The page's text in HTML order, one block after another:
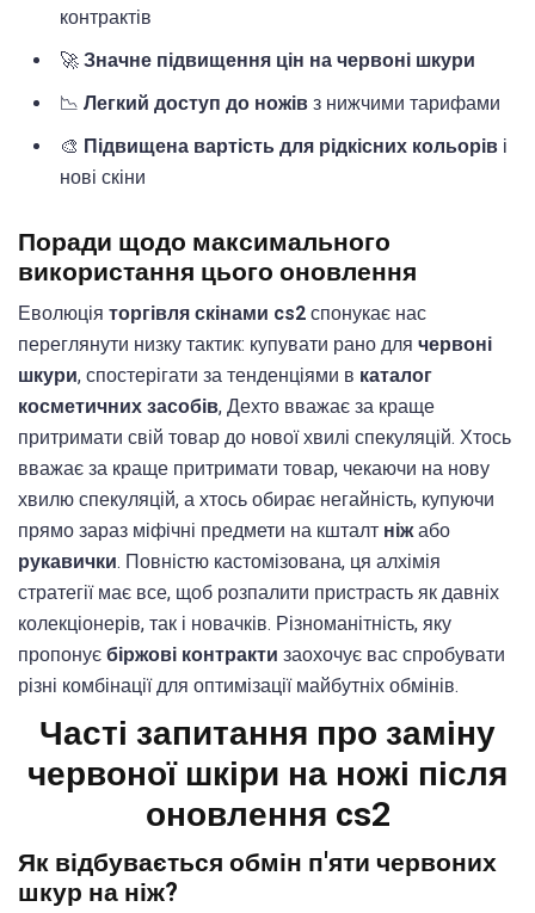
контрактів
🚀 Значне підвищення цін на червоні шкури
📉 Легкий доступ до ножів з нижчими тарифами
🎨 Підвищена вартість для рідкісних кольорів і
нові скіни
Поради щодо максимального
використання цього оновлення
Еволюція торгівля скінами cs2 спонукає нас
переглянути низку тактик: купувати рано для червоні
шкури, спостерігати за тенденціями в каталог
косметичних засобів, Дехто вважає за краще
притримати свій товар до нової хвилі спекуляцій. Хтось
вважає за краще притримати товар, чекаючи на нову
хвилю спекуляцій, а хтось обирає негайність, купуючи
прямо зараз міфічні предмети на кшталт ніжабо
рукавички. Повністю кастомізована, ця алхімія
стратегії має все, щоб розпалити пристрасть як давніх
колекціонерів, так і новачків. Різноманітність, яку
пропонує біржові контракти заохочує вас спробувати
різні комбінації для оптимізації майбутніх обмінів.
Часті запитання про заміну
червоної шкіри на ножі після
оновлення cs2
Як відбувається обмін п'яти червоних
шкур на ніж?